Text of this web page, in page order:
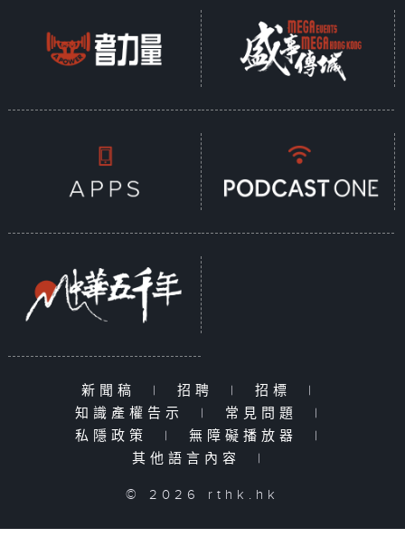
新聞稿 | 招聘 | 招標
|
知識產權告示
| 常見問題
|
私隱政策
| 無障礙播放器
|
其他語言內容
|
© 2026 rthk.hk